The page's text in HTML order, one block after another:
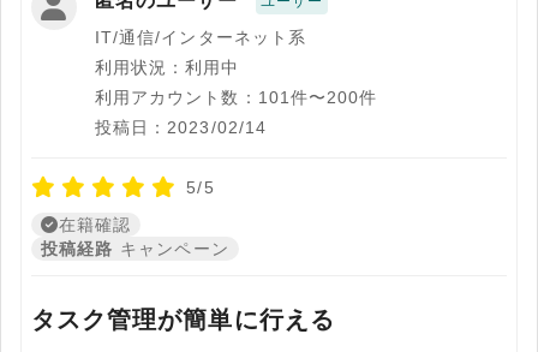
IT/通信/インターネット系
利用状況：利用中
利用アカウント数：101件〜200件
投稿日：2023/02/14
5/5
在籍確認
投稿経路 キャンペーン
タスク管理が簡単に行える